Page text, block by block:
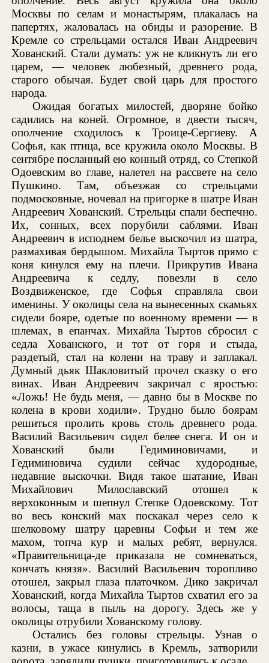
Москвы по селам и монастырям, плакалась на
папертях, жаловалась на обиды и разорение. В
Кремле со стрельцами остался Иван Андреевич
Хованский. Стали думать: уж не кликнуть ли его
царем, — человек любезный, древнего рода,
старого обычая. Будет свой царь для простого
народа.
Ожидая богатых милостей, дворяне бойко
садились на коней. Огромное, в двести тысяч,
ополчение сходилось к Троице-Сергиеву. А
Софья, как птица, все кружила около Москвы. В
сентябре посланный ею конный отряд, со Степкой
Одоевским во главе, налетел на рассвете на село
Пушкино. Там, объезжая со стрельцами
подмосковные, ночевал на пригорке в шатре Иван
Андреевич Хованский. Стрельцы спали беспечно.
Их, сонных, всех порубили саблями. Иван
Андреевич в исподнем белье выскочил из шатра,
размахивая бердышом. Михайла Тыртов прямо с
коня кинулся ему на плечи. Прикрутив Ивана
Андреевича к седлу, повезли в село
Воздвиженское, где Софья справляла свои
именины. У околицы села на вынесенных скамьях
сидели бояре, одетые по военному времени — в
шлемах, в епанчах. Михайла Тыртов сбросил с
седла Хованского, и тот от горя и стыда,
раздетый, стал на колени на траву и заплакал.
Думный дьяк Шакловитый прочел сказку о его
винах. Иван Андреевич закричал с яростью:
«Ложь! Не будь меня, — давно бы в Москве по
колена в крови ходили». Трудно было боярам
решиться пролить кровь столь древнего рода.
Василий Васильевич сидел белее снега. И он и
Хованский были Гедиминовичами, и
Гедиминовича судили сейчас худородные,
недавние выскочки. Видя такое шатание, Иван
Михайлович Милославский отошел к
верхоконным и шепнул Степке Одоевскому. Тот
во весь конский мах поскакал через село к
шелковому шатру царевны Софьи и тем же
махом, топча кур и малых ребят, вернулся.
«Правительница-де приказала не сомневаться,
кончать князя». Василий Васильевич торопливо
отошел, закрыл глаза платочком. Дико закричал
Хованский, когда Михайла Тыртов схватил его за
волосы, таща в пыль на дорогу. Здесь же у
околицы отрубили Хованскому голову.
Остались без головы стрельцы. Узнав о
казни, в ужасе кинулись в Кремль, затворили